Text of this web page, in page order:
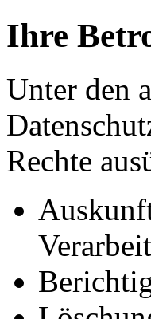
Ihre
Unter den
Rechte